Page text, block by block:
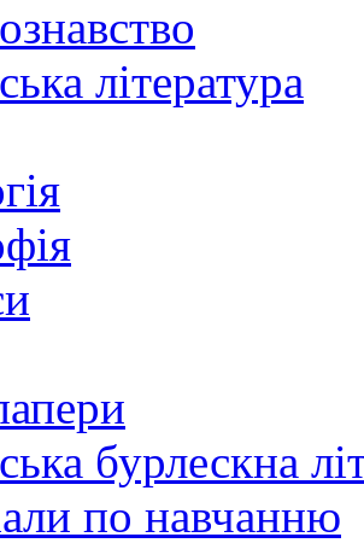
література
бурлескна
по навчанню